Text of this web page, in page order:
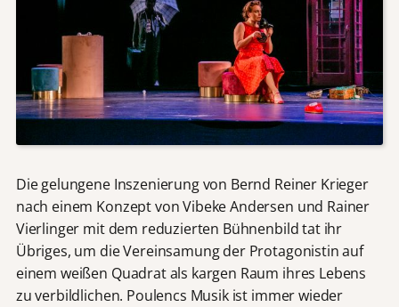
Die gelungene Inszenierung von Bernd Reiner Krieger
nach einem Konzept von Vibeke Andersen und Rainer
Vierlinger mit dem reduzierten Bühnenbild tat ihr
Übriges, um die Vereinsamung der Protagonistin auf
einem weißen Quadrat als kargen Raum ihres Lebens
zu verbildlichen. Poulencs Musik ist immer wieder